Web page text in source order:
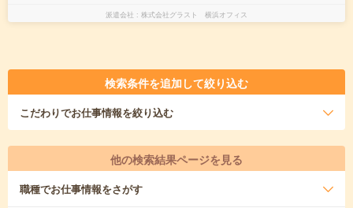
派遣会社 株式会社グラスト 横浜オフィス
検索条件を追加して絞り込む
こだわりでお仕事情報を絞り込む
他の検索結果ページを見る
職種でお仕事情報をさがす